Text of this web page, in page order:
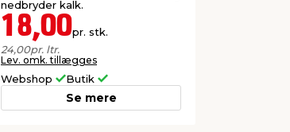
nedbryder kalk.
18,00pr. stk.
24,00pr. ltr.
Lev. omk. tillægges
Webshop Butik
Se mere